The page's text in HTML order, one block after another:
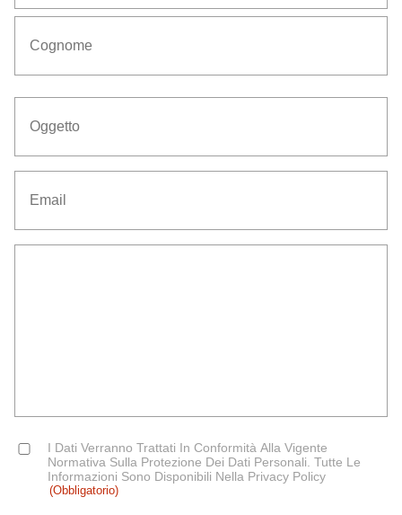
Nome
(Obbligatorio)
(Obbligatorio)
(Obbligatorio)
I Dati Verranno Trattati In Conformità Alla Vigente
Normativa Sulla Protezione Dei Dati Personali. Tutte Le
Informazioni Sono Disponibili Nella Privacy Policy
(Obbligatorio)